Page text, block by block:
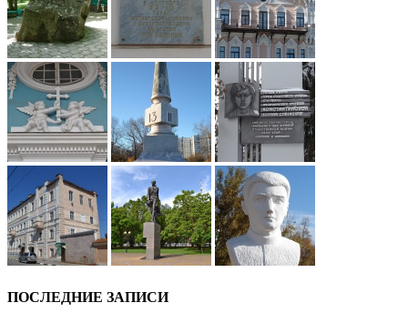
ПОСЛЕДНИЕ ЗАПИСИ